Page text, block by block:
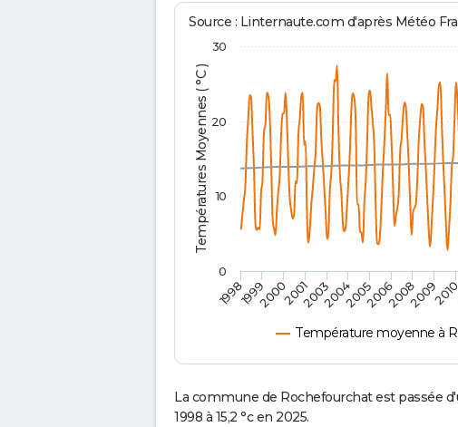
Températures Moyennes ( °C )
Source : Linternaute.com d'après Météo
Température moyenne à
1998199920002001200320042005200620082009
0
10
20
30
La commune de Rochefourchat est passée
1998 à 15,2 °c en 2025.